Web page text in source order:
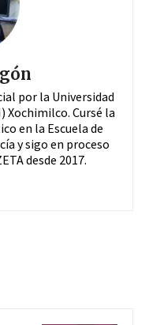
por la Universidad
Cursé la
en la Escuela de
y sigo en proceso
desde 2017.